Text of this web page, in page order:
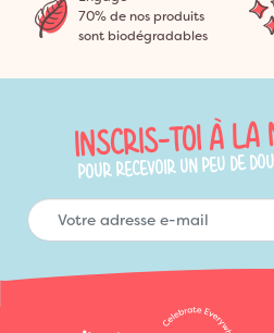
70% de nos produits
sont biodégradables
INSCRIS-TOI À LA
POUR RECEVOIR UN PEU DE